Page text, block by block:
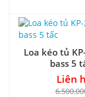
Loa kéo tủ
bass 5
Liên